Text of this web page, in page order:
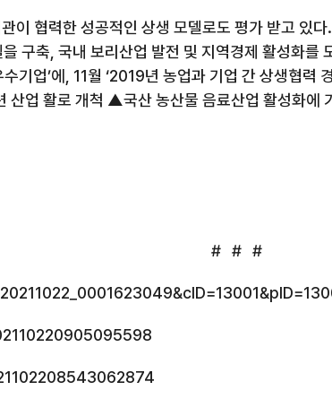
이 협력한 성공적인 상생 모델로도 평가 받고 있다.
구축 국내 보리산업 발전 및 지역경제 활성화를
기업’에
, 11월 ‘2019년 농업과 기업 간 상생협력
업 활로 개척 ▲국산 농산물 음료산업 활성화에
# # #